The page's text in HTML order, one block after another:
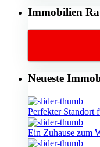
Immobilien
Neueste
Perfekter Standort
Ein Zuhause zum